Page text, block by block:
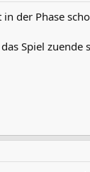
der Phase
Spiel zuende